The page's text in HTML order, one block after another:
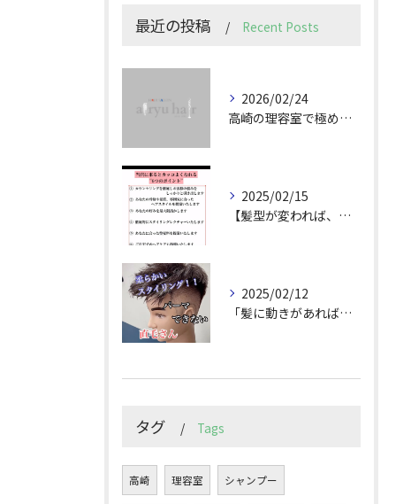
最近の投稿 Recent Posts
2026/02/24
高崎の理容室で極めるメンズカット技術
2025/02/15
【髪型が変われば、人生が変わる。
2025/02/12
「髪に動きがあれば印象は変わる！」
タグ Tags
高崎 理容室 シャンプー